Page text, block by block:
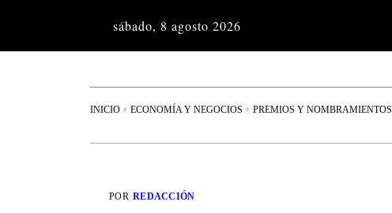
sábado, 8 agosto 2026
INICIO ECONOMÍA Y NEGOCIOS PREMIOS Y NOMBRAMIENTOS
POR REDACCIÓN